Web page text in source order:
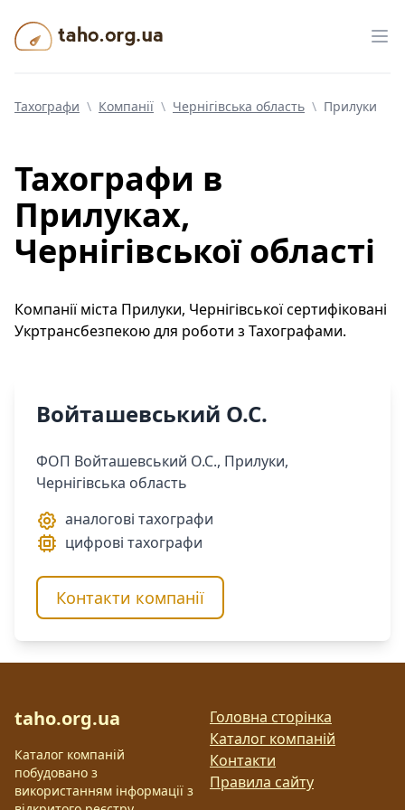
Taho.org.ua
Тахографи \ Компанії \ Чернігівська область \ Прилуки
Тахографи в
Прилуках,
Чернігівської області
Компаніїміста Прилуки, Чернігівськоїсертифіковані
Укртрансбезпекою для роботи з Тахографами.
Войташевський О.С.
ФОП Войташевський О.С., Прилуки,
Чернігівська область
аналогові тахографи
цифрові тахографи
Контакти компанії
taho.org.ua
Каталог компаній
побудовано з
використанням інформації з
Головна сторінка
Каталог компаній
Контакти
Правила сайту